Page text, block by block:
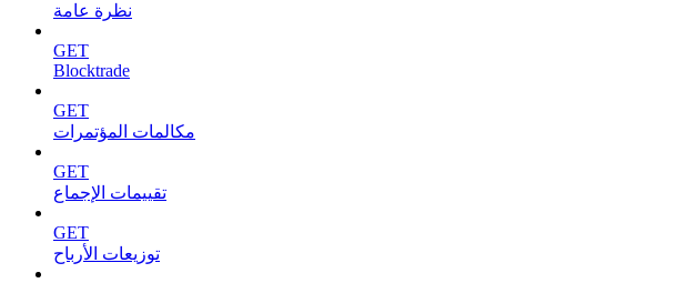
نظرة عامة
GET
Blocktrade
GET
مكالمات المؤتمرات
GET
تقييمات الإجماع
GET
توزيعات الأرباح